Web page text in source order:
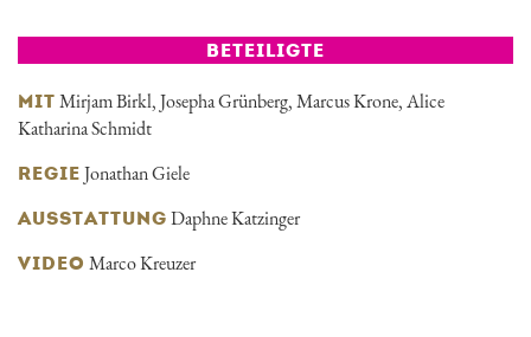
BETEILIGTE
MIT Mirjam Birkl,Josepha Grünberg,Marcus Krone, Alice
Katharina Schmidt
REGIE Jonathan Giele
AUSSTATTUNG Daphne Katzinger
VIDEO Marco Kreuzer